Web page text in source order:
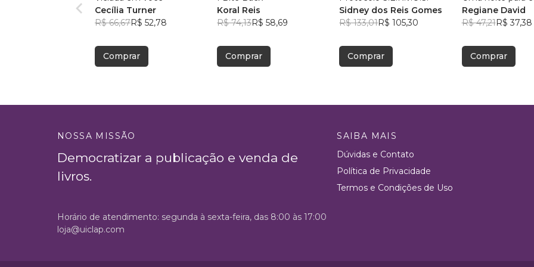
Cecília Turner
R$ 66,67R$ 52,78
Comprar
Koral Reis
R$ 74,13R$ 58,69
Comprar
Sidney dos Reis Gomes
R$ 133,01R$ 105,30
Comprar
Regiane David
R$ 47,21R$ 37,38
Comprar
NOSSA MISSÃO
Democratizar a publicação e venda de
livros.
SAIBA MAIS
Dúvidas e Contato
Política de Privacidade
Termos e Condições de Uso
Horário de atendimento: segunda à sexta-feira, das 8:00 às 17:00
loja@uiclap.com